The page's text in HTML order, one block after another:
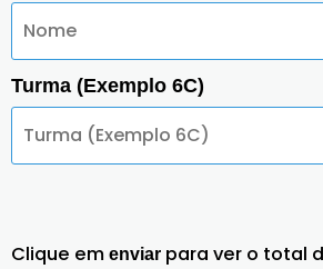
Turma (Exemplo 6C)
Clique em enviar para ver o total